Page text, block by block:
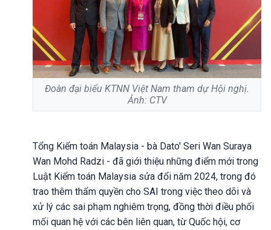
Đoàn đại biểu KTNN Việt Nam tham dự Hội nghị.
Ảnh: CTV
Tổng Kiểm toán Malaysia - bà Dato' Seri Wan Suraya
Wan Mohd Radzi - đã giới thiệu những điểm mới trong
Luật Kiểm toán Malaysia sửa đổi năm 2024, trong đó
trao thêm thẩm quyền cho SAI trong việc theo dõi và
xử lý các sai phạm nghiêm trọng, đồng thời điều phối
mối quan hệ với các bên liên quan, từ Quốc hội, cơ